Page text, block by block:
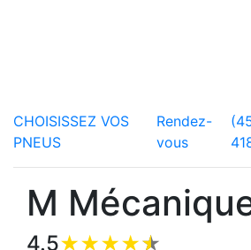
CHOISISSEZ VOS
PNEUS
Rendez-
vous
M
4.5